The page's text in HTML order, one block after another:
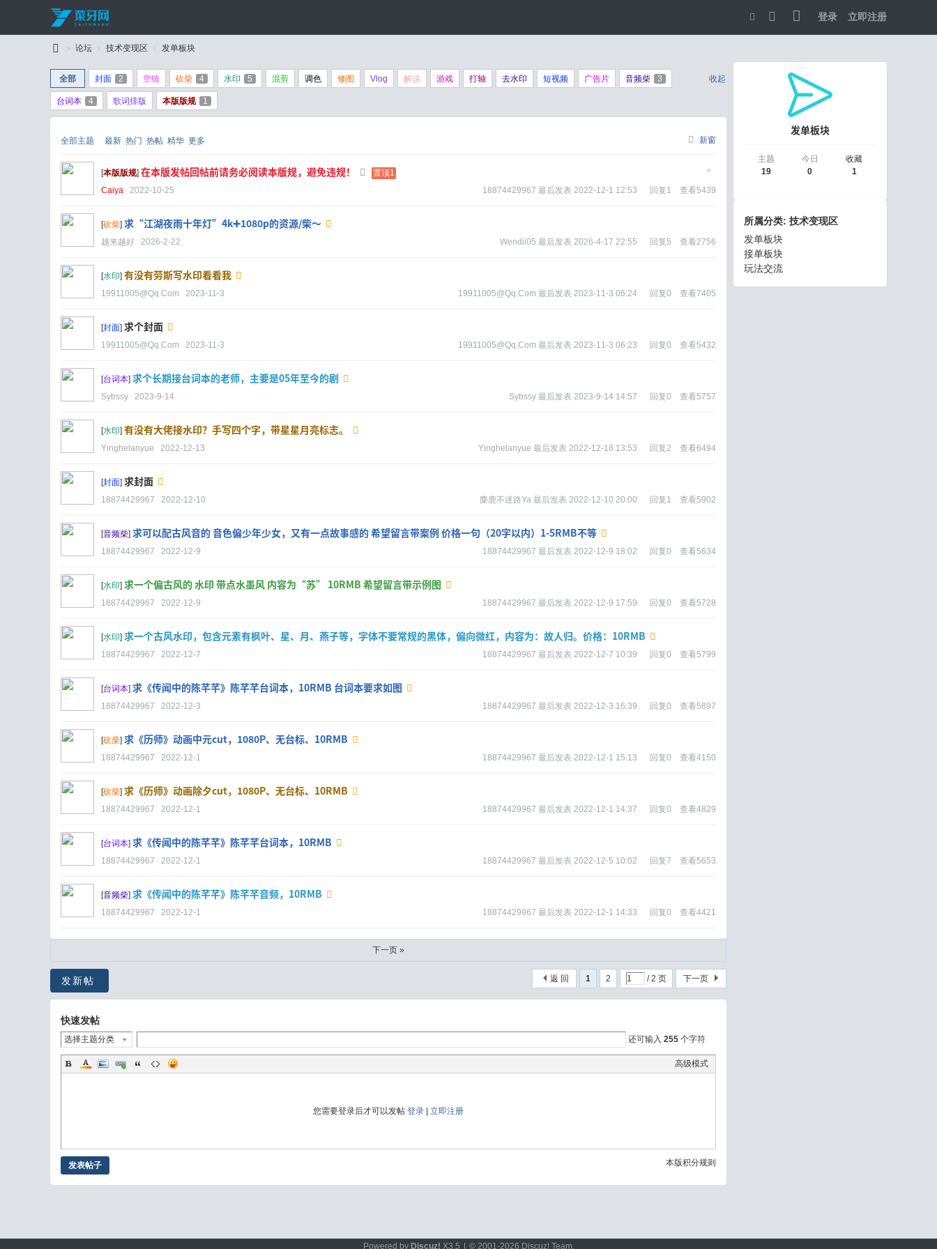
登录 立即注册
换
C
ai
Y
» 论坛 › 技术变现区 › 发单板块
收起
全部 封面 2 空镜 砍柴 4 水印 5 混剪 调色 修图 Vlog 解说 游戏 打轴 去水印 短视频 广告片 音频柴 3
台词本 4 歌词排版 本版版规 1
新窗
全部主题 最新 热门 热帖 精华 更多
藏
置
[本版版规] 在本版发帖回帖前请务必阅读本版规，避免违规！
置顶1
Caiya
2022-10-25 查看5439
回复1
18874429967 最后发表 2022-12-1 12:53
[砍柴] 求“江湖夜雨十年灯”4k➕1080p的资源/柴～
越来越好 2026-2-22 查看2756
回复5
Wendii05 最后发表 2026-4-17 22:55
[水印] 有没有劳斯写水印看看我
19911005@qq.com 2023-11-3 查看7405
回复0
19911005@qq.com 最后发表 2023-11-3 06:24
[封面] 求个封面
19911005@qq.com 2023-11-3 查看5432
回复0
19911005@qq.com 最后发表 2023-11-3 06:23
[台词本] 求个长期接台词本的老师，主要是05年至今的剧
Sybssy 2023-9-14 查看5757
回复0
Sybssy 最后发表 2023-9-14 14:57
[水印] 有没有大佬接水印？手写四个字，带星星月亮标志。
Yinghelanyue 2022-12-13 查看6494
回复2
Yinghelanyue 最后发表 2022-12-18 13:53
[封面] 求封面
18874429967 2022-12-10 查看5902
回复1
麋鹿不迷路ya 最后发表 2022-12-10 20:00
[音频柴] 求可以配古风音的 音色偏少年少女，又有一点故事感的 希望留言带案例 价格一句（20字以内）1-5RMB不等
18874429967 2022-12-9 查看5634
回复0
18874429967 最后发表 2022-12-9 18:02
[水印] 求一个偏古风的 水印 带点水墨风 内容为“苏” 10RMB 希望留言带示例图
18874429967 2022-12-9 查看5728
回复0
18874429967 最后发表 2022-12-9 17:59
[水印] 求一个古风水印，包含元素有枫叶、星、月、燕子等，字体不要常规的黑体，偏向微红，内容为：故人归。价格：10RMB
18874429967 2022-12-7 查看5799
回复0
18874429967 最后发表 2022-12-7 10:39
[台词本] 求《传闻中的陈芊芊》陈芊芊台词本，10RMB 台词本要求如图
18874429967 2022-12-3 查看5897
回复0
18874429967 最后发表 2022-12-3 16:39
[砍柴] 求《历师》动画中元cut，1080P、无台标、10RMB
18874429967 2022-12-1 查看4150
回复0
18874429967 最后发表 2022-12-1 15:13
[砍柴] 求《历师》动画除夕cut，1080P、无台标、10RMB
18874429967 2022-12-1 查看4829
回复0
18874429967 最后发表 2022-12-1 14:37
[台词本] 求《传闻中的陈芊芊》陈芊芊台词本，10RMB
18874429967 2022-12-1 查看5653
回复7
18874429967 最后发表 2022-12-5 10:02
[音频柴] 求《传闻中的陈芊芊》陈芊芊音频，10RMB
18874429967 2022-12-1 查看4421
回复0
18874429967 最后发表 2022-12-1 14:33
下一页 »
1 2 / 2 页 下一页
返 回
发新帖
快速发帖
选择主题分类 还可输入 255 个字符
高级模式
您需要登录后才可以发帖 登录 立即注册
本版积分规则
发表帖子
发单板块
主题
19
今日
0
收藏
1
所属分类: 技术变现区
发单板块
接单板块
玩法交流
Powered by Discuz! X3.5 © 2001-2026 Discuz! Team.